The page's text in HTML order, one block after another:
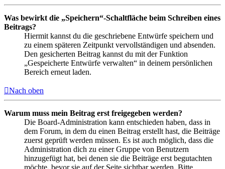
Was bewirkt die „Speichern“-Schaltfläche beim Schreiben eines
Beitrags?
Hiermit kannst du die geschriebene Entwürfe speichern und
zu einem späteren Zeitpunkt vervollständigen und absenden.
Den gesicherten Beitrag kannst du mit der Funktion
„Gespeicherte Entwürfe verwalten“ in deinem persönlichen
Bereich erneut laden.
Nach oben
Warum muss mein Beitrag erst freigegeben werden?
Die Board-Administration kann entschieden haben, dass in
dem Forum, in dem du einen Beitrag erstellt hast, die Beiträge
zuerst geprüft werden müssen. Es ist auch möglich, dass die
Administration dich zu einer Gruppe von Benutzern
hinzugefügt hat, bei denen sie die Beiträge erst begutachten
möchte, bevor sie auf der Seite sichtbar werden. Bitte